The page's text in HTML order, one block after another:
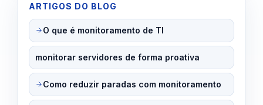
ARTIGOS DO BLOG
O que é monitoramento de TI
monitorar servidores de forma proativa
Como reduzir paradas com monitoramento